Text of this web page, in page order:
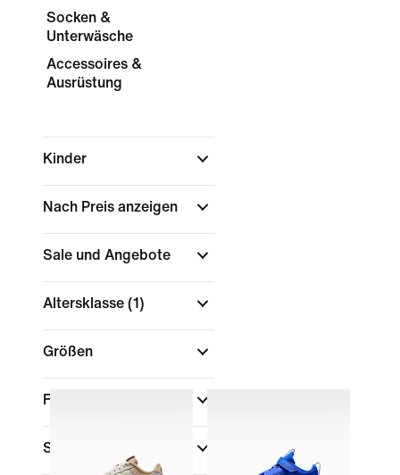
Socken &
Unterwäsche
Accessoires &
Ausrüstung
Kinder
Nach Preis anzeigen
Sale und Angebote
Altersklasse (1)
Größen
Farbe
Sport